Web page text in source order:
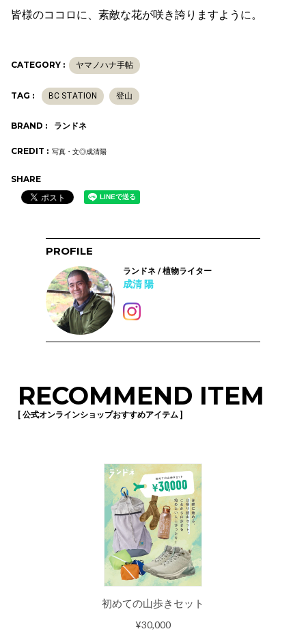
皆様のココロに、素敵な花が咲き誇りますように。
CATEGORY : ヤマノハナ手帖
TAG : BC STATION 登山
BRAND : ランドネ
CREDIT : 写真・文◎成清陽
SHARE
PROFILE
ランドネ / 植物ライター
成清 陽
RECOMMEND ITEM
[ 公式オンラインショップおすすめアイテム ]